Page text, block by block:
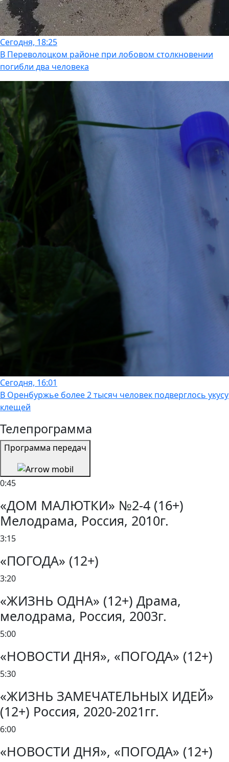
Сегодня, 18:25
В Переволоцком районе при лобовом столкновении
погибли два человека
Сегодня, 16:01
В Оренбуржье более 2 тысяч человек подверглось укусу
клещей
Телепрограмма
Программа передач
0:45
«ДОМ МАЛЮТКИ» №2-4 (16+)
Мелодрама, Россия, 2010г.
3:15
«ПОГОДА» (12+)
3:20
«ЖИЗНЬ ОДНА» (12+) Драма,
мелодрама, Россия, 2003г.
5:00
«НОВОСТИ ДНЯ», «ПОГОДА» (12+)
5:30
«ЖИЗНЬ ЗАМЕЧАТЕЛЬНЫХ ИДЕЙ»
(12+) Россия, 2020-2021гг.
6:00
«НОВОСТИ ДНЯ», «ПОГОДА» (12+)